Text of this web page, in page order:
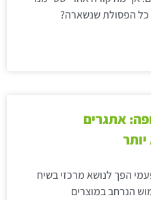
כל הפסולת שנשארה?
אתגרים
הפך לנושא מרכזי בשיח
הנרחב במוצרים